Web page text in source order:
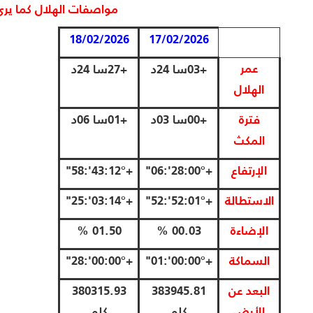
مواصفات الهلال كما
17/02/2026
18/02/2026
عمر
الهلال
+03سا 24د +27سا 24د
فترة
المكث
+00سا 03د +01سا 06د
الإرتفاع +00°:28':06"
+12°:43':58"
الاستطالة
+01°:52':52"
+14°:03':25"
الإضاءة
00.03 %
01.50 %
السماكة
+00°:00':01"
+00°:00':28"
البعد عن
383945.81
380315.93